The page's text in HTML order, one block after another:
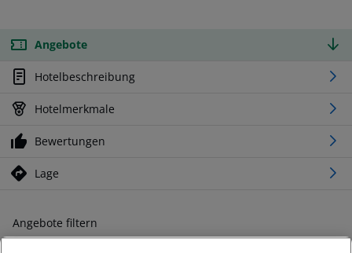
Angebote
Hotelbeschreibung
Hotelmerkmale
Bewertungen
Lage
Angebote filtern
Ändern Sie Ihre Kriterien nach Ihren Wünschen